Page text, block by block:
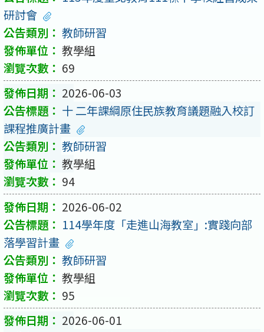
研討會
教師研習
教學組
69
2026-06-03
十 二年課綱原住民族教育議題融入校訂
課程推廣計畫
教師研習
教學組
94
2026-06-02
114學年度「走進山海教室」:實踐向部
落學習計畫
教師研習
教學組
95
2026-06-01